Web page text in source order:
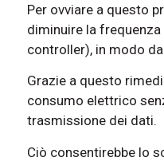
Per ovviare a questo
diminuire la
controller), in modo
Grazie a questo
consumo elettrico
trasmissione dei dati.
Ciò consentirebbe lo